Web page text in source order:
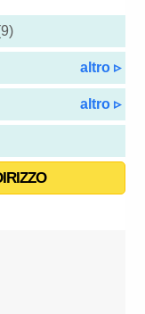
altro ▹
altro ▹